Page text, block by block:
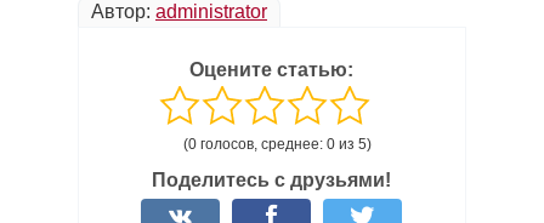
Автор: administrator
Оцените статью:
(0 голосов, среднее: 0 из 5)
Поделитесь с друзьями!